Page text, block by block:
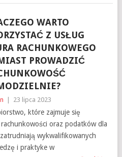
WARTO
Z USŁUG
RACHUNKOWEGO
PROWADZIĆ
23 lipca 2023
które zajmuje się
oraz podatków dla
wykwalifikowanych
i praktyke w